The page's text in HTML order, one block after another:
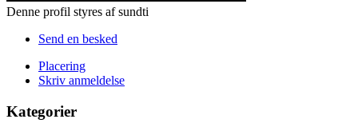
Denne profil styres af sundti
Send en besked
Placering
Skriv anmeldelse
Kategorier